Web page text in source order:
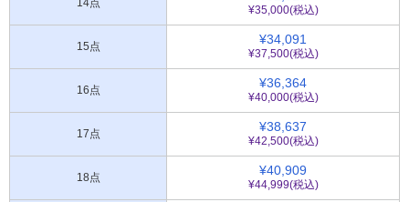
14点
¥35,000(税込)
15点 ¥34,091
¥37,500(税込)
16点 ¥36,364
¥40,000(税込)
17点 ¥38,637
¥42,500(税込)
18点 ¥40,909
¥44,999(税込)